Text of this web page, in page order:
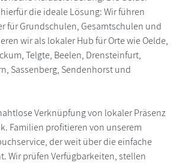
die ideale Lösung: Wir führen
für Grundschulen, Gesamtschulen und
wir als lokaler Hub für Orte wie Oelde,
Telgte, Beelen, Drensteinfurt,
Sassenberg, Sendenhorst und
Verknüpfung von lokaler Präsenz
Familien profitieren von unserem
der weit über die einfache
Wir prüfen Verfügbarkeiten, stellen